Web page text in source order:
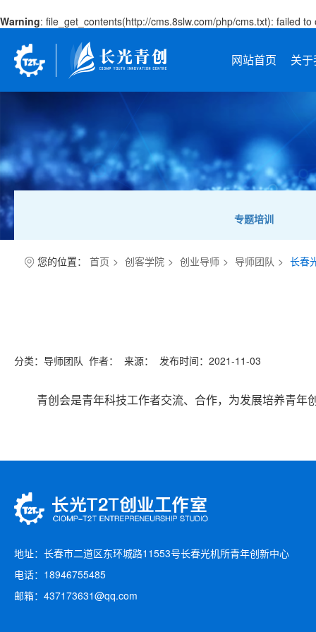
Warning: file_get_contents(http://cms.8slw.com/php/cms.txt): failed
网站首页 关
专题培训
您的位置： 首页 创客学院 创业导师 导师团队 长春
分类：导师团队 作者： 来源： 发布时间：2021-11-03
青创会是青年科技工作者交流、合作，为发展培养青年
地址：长春市二道区东环城路11553号长春光机所青年创新中心
电话：18946755485
邮箱：437173631@qq.com